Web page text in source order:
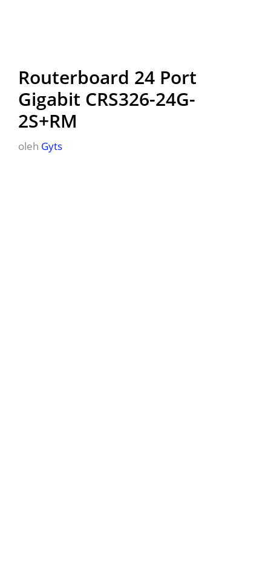
Routerboard 24 Port
Gigabit CRS326-24G-
2S+RM
oleh Gyts